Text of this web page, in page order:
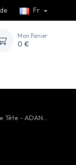
Fr
Mon Panier
0 €
- ADAN...